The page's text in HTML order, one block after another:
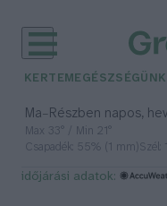
KERTEM EGÉSZSÉGÜNK
Ma– Részben napos,
Max 33° / Min 21°
Csapadék: 55% (1 mm)Szél:
időjárási adatok: